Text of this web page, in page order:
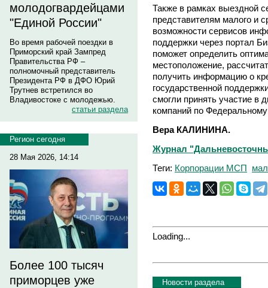
молодогвардейцами
"Единой России"
Во время рабочей поездки в
Приморский край Зампред
Правительства РФ –
полномочный представитель
Президента РФ в ДФО Юрий
Трутнев встретился во
Владивостоке с молодежью.
статьи раздела
Регион сегодня
28 Мая 2026, 14:14
Более 100 тысяч
приморцев уже
Также в рамках выездной
представителям малого и
возможности сервисов
поддержки через портал
поможет определить
местоположение,
получить информацию о
государственной
смогли принять участие в
компаний по
Вера КАЛИНИНА.
Журнал
Теги: Корпорации МСП
Loading...
Новости раздела